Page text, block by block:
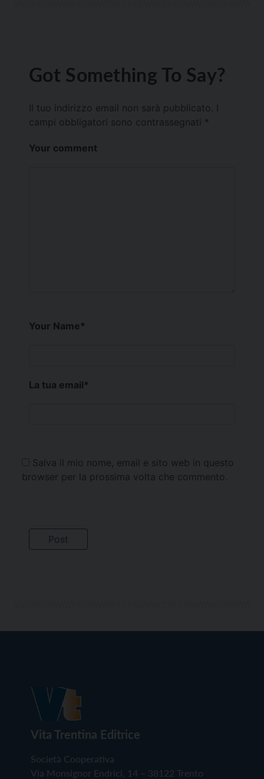
Got Something To Say?
Il tuo indirizzo email non sarà pubblicato.
campi obbligatori sono contrassegnati *
Your comment
Your Name*
La tua email*
Salva il mio nome, email e sito web in questo
browser per la prossima volta che commento.
Vita Trentina Editrice
Società Cooperativa
Via Monsignor Endrici, 14 – 38122 Trento